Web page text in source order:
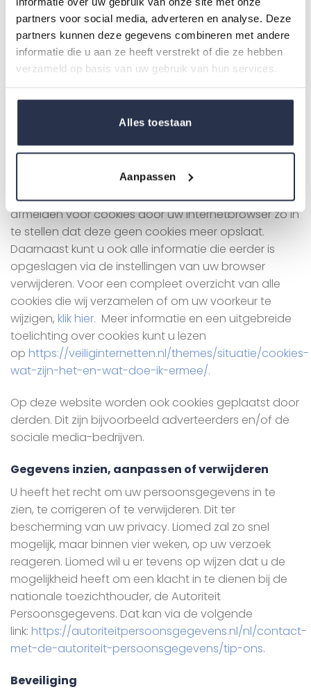
partners voor social media, adverteren en analyse. Deze
partners kunnen deze gegevens combineren met andere
informatie die u aan ze heeft verstrekt of die ze hebben
verzameld op basis van uw gebruik van hun services.
Alles toestaan
Aanpassen
of smartphone. Liomed gebruikt enerzijds cookies
met een puur technische functionaliteit. Deze zorgen
ervoor dat de website naar behoren werkt, kunnen
bijvoorbeeld uw voorkeursinstellingen onthouden
worden en helpen ons om de website goed te laten
surfgedrag bijhouden zodat we op maat gemaakte
content en advertenties kunnen aanbieden. Bij uw
geïnformeerd over deze cookies en toestemming
gevraagd voor het plaatsen ervan. U kunt zich
afmelden voor cookies door uw internetbrowser zo in
te stellen dat deze geen cookies meer opslaat.
Daarnaast kunt u ook alle informatie die eerder is
opgeslagen via de instellingen van uw browser
verwijderen. Voor een compleet overzicht van alle
cookies die wij verzamelen of om uw voorkeur te
wijzigen, klik hier. Meer informatie en een uitgebreide
toelichting over cookies kunt u lezen
op https://veiliginternetten.nl/themes/situatie/cookies-
wat-zijn-het-en-wat-doe-ik-ermee/.
Op deze website worden ook cookies geplaatst door
derden. Dit zijn bijvoorbeeld adverteerders en/of de
sociale media-bedrijven.
Gegevens inzien, aanpassen of verwijderen
U heeft het recht om uw persoonsgegevens in te
zien, te corrigeren of te verwijderen. Dit ter
bescherming van uw privacy. Liomed zal zo snel
mogelijk, maar binnen vier weken, op uw verzoek
reageren. Liomed wil u er tevens op wijzen dat u de
mogelijkheid heeft om een klacht in te dienen bij de
nationale toezichthouder, de Autoriteit
Persoonsgegevens. Dat kan via de volgende
link: https://autoriteitpersoonsgegevens.nl/nl/contact-
met-de-autoriteit-persoonsgegevens/tip-ons.
Beveiliging